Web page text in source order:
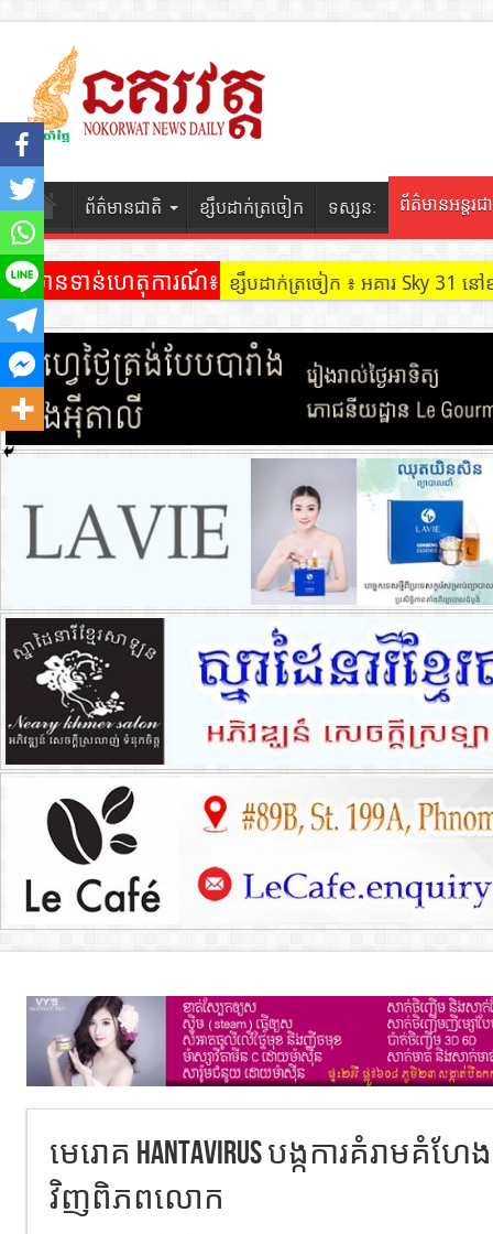
ព័ត៌មានជាតិ ខ្សឹបដាក់ត្រចៀក ទស្សនៈ ព័ត៌មានអន្តរជ
ព័ត៌មានទាន់ហេតុការណ៍៖ ខ្សឹបដាក់ត្រចៀក ៖ អគារ Sky 31
មេរោគ Hantavirus បង្កការគំរាមគំ
វិញពិភពលោក